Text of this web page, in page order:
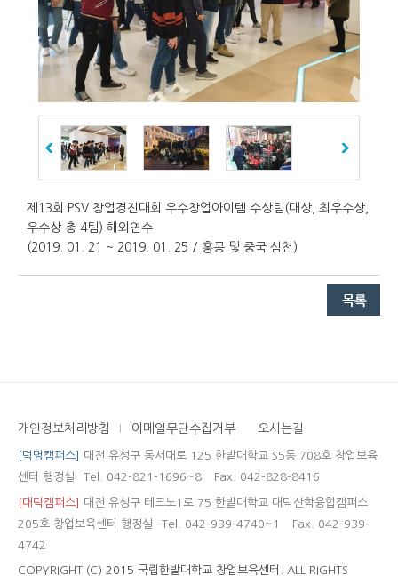
제13회 PSV 창업경진대회 우수창업아이템 수상팀(대상, 최우수상,
우수상 총 4팀) 해외연수
(2019. 01. 21 ~ 2019. 01. 25 / 홍콩 및 중국 심천)
개인정보처리방침 이메일무단수집거부 오시는길
[덕명캠퍼스]
대전 유성구 동서대로 125 한밭대학교 S5동 708호 창업보육
센터 행정실
Tel. 042-821-1696~8 Fax. 042-828-8416
[대덕캠퍼스]
대전 유성구 테크노1로 75 한밭대학교 대덕산학융합캠퍼스
205호 창업보육센터 행정실
Tel. 042-939-4740~1
Fax. 042-939-
4742
COPYRIGHT (C) 2015 국립한밭대학교 창업보육센터. ALL RIGHTS